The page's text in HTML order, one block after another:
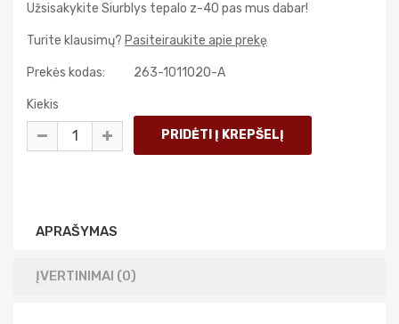
Užsisakykite Siurblys tepalo z-40 pas mus dabar!
Turite klausimų? Pasiteiraukite apie prekę
Prekės kodas: 263-1011020-A
Kiekis
APRAŠYMAS
ĮVERTINIMAI (0)